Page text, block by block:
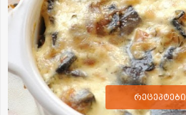
რეცეპტები